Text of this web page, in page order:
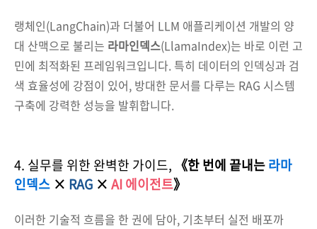
랭체인(LangChain)과 더불어 LLM 애플리케이션 개발의 양
대 산맥으로 불리는 라마인덱스(LlamaIndex)는 바로 이런 고
민에 최적화된 프레임워크입니다. 특히 데이터의 인덱싱과 검
색 효율성에 강점이 있어, 방대한 문서를 다루는 RAG 시스템
구축에 강력한 성능을 발휘합니다.
4. 실무를 위한 완벽한 가이드, 《한 번에 끝내는라마
인덱스 × RAG × AI 에이전트》
이러한 기술적 흐름을 한 권에 담아, 기초부터 실전 배포까